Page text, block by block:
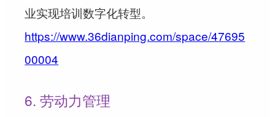
业实现培训数字化转型。
https://www.36dianping.com/space/47695
00004
6. 劳动力管理